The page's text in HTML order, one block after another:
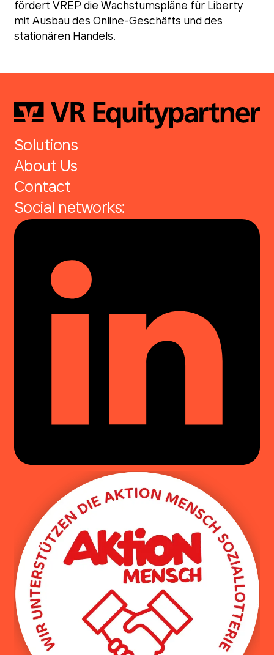
fördert VREP die Wachstumspläne für Liberty
mit Ausbau des Online-Geschäfts und des
stationären Handels.
Solutions
About Us
Contact
Social networks: